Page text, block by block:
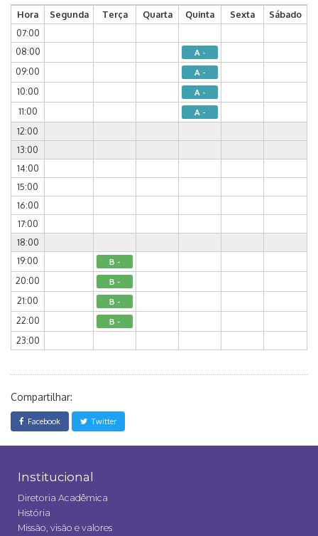
Hora Segunda Terça Quarta Quinta Sexta
Sábado
07:00
08:00
A -
09:00 A -
10:00 A -
11:00 A -
12:00
13:00
14:00
15:00
16:00
17:00
18:00
19:00
B -
20:00 B -
21:00 B -
22:00 B -
23:00
Compartilhar:
Facebook Twitter
Institucional
Diretoria Acadêmica
História
Missão, visão e valores